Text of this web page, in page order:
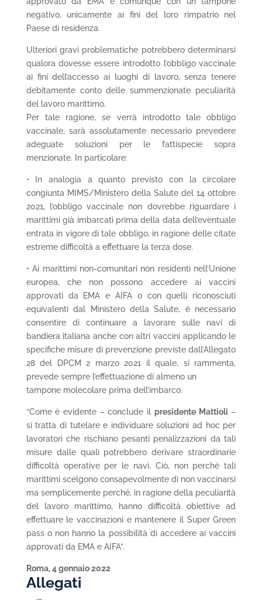
negativo, unicamente ai fini del loro rimpatrio nel
Paese di residenza.
Ulteriori gravi problematiche potrebbero determinarsi
qualora dovesse essere introdotto l’obbligo vaccinale
ai fini dell’accesso ai luoghi di lavoro, senza tenere
debitamente conto delle summenzionate peculiarità
del lavoro marittimo.
Per tale ragione, se verrà introdotto tale obbligo
vaccinale, sarà assolutamente necessario prevedere
adeguate soluzioni per le fattispecie sopra
menzionate. In particolare:
• In analogia a quanto previsto con la circolare
congiunta MIMS/Ministero della Salute del 14 ottobre
2021, l’obbligo vaccinale non dovrebbe riguardare i
marittimi già imbarcati prima della data dell’eventuale
entrata in vigore di tale obbligo, in ragione delle citate
estreme difficoltà a effettuare la terza dose.
• Ai marittimi non-comunitari non residenti nell’Unione
europea, che non possono accedere ai vaccini
approvati da EMA e AIFA o con quelli riconosciuti
equivalenti dal Ministero della Salute, è necessario
consentire di continuare a lavorare sulle navi di
bandiera italiana anche con altri vaccini applicando le
specifiche misure di prevenzione previste dall’Allegato
28 del DPCM 2 marzo 2021 il quale, si rammenta,
prevede sempre l’effettuazione di almeno un
tampone molecolare prima dell’imbarco.
“Come è evidente – conclude il presidente Mattioli –
si tratta di tutelare e individuare soluzioni ad hoc per
lavoratori che rischiano pesanti penalizzazioni da tali
misure dalle quali potrebbero derivare straordinarie
difficoltà operative per le navi. Ciò, non perché tali
marittimi scelgono consapevolmente di non vaccinarsi
ma semplicemente perché, in ragione della peculiarità
del lavoro marittimo, hanno difficoltà obiettive ad
effettuare le vaccinazioni e mantenere il Super Green
pass o non hanno la possibilità di accedere ai vaccini
approvati da EMA e AIFA”.
Roma, 4 gennaio 2022
Allegati